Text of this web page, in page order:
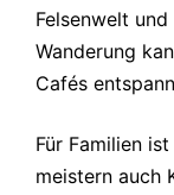
Felsenwelt
Wanderung
Cafés
Für Familien
meistern auch